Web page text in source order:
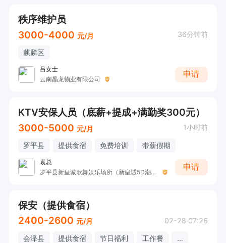
秩序维护员
3000-4000 元/月 36分钟前
麒麟区
吕女士
云南晶龙物业有限公司
申请
KTV安保人员（底薪+提成+满勤奖300元）
3000-5000 元/月 1小时前
罗平县 提供食宿 免费培训 带薪假期
袁总
罗平县新皇诚歌舞娱乐场所（新皇诚5D潮K）
申请
保安（提供食宿）
2400-2600 元/月 02-28 07:26
会泽县 提供食宿 节日福利 工作餐 ...